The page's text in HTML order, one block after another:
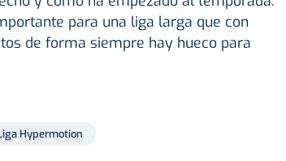
para una liga larga que con
de forma siempre hay hueco para
Hypermotion